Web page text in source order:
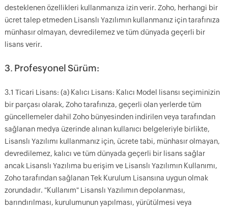
desteklenen özellikleri kullanmanıza izin verir. Zoho, herhangi bir
ücret talep etmeden Lisanslı Yazılımın kullanmanız için tarafınıza
münhasır olmayan, devredilemez ve tüm dünyada geçerli bir
lisans verir.
3. Profesyonel Sürüm:
3.1 Ticari Lisans: (a) Kalıcı Lisans: Kalıcı Model lisansı seçiminizin
bir parçası olarak, Zoho tarafınıza, geçerli olan yerlerde tüm
güncellemeler dahil Zoho bünyesinden indirilen veya tarafından
sağlanan medya üzerinde alınan kullanıcı belgeleriyle birlikte,
Lisanslı Yazılımı kullanmanız için, ücrete tabi, münhasır olmayan,
devredilemez, kalıcı ve tüm dünyada geçerli bir lisans sağlar
ancak Lisanslı Yazılıma bu erişim ve Lisanslı Yazılımın Kullanımı,
Zoho tarafından sağlanan Tek Kurulum Lisansına uygun olmak
zorundadır. "Kullanım" Lisanslı Yazılımın depolanması,
barındırılması, kurulumunun yapılması, yürütülmesi veya